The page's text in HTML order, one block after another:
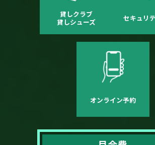
貸しクラブ
貸しシューズ
セキュリ
オンライン予約